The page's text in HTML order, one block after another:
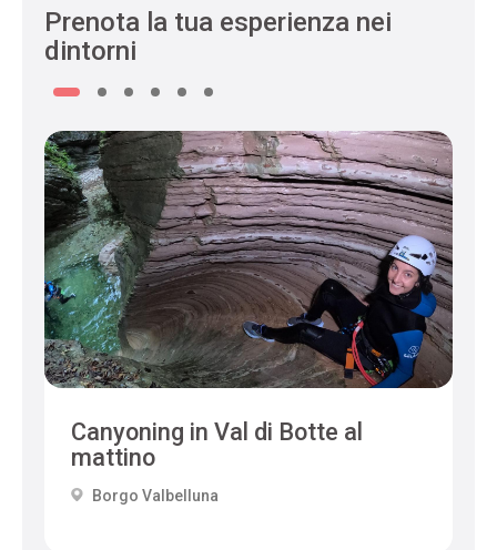
Prenota la tua esperienza nei
dintorni
Canyoning in Val di Botte al
mattino
Borgo Valbelluna